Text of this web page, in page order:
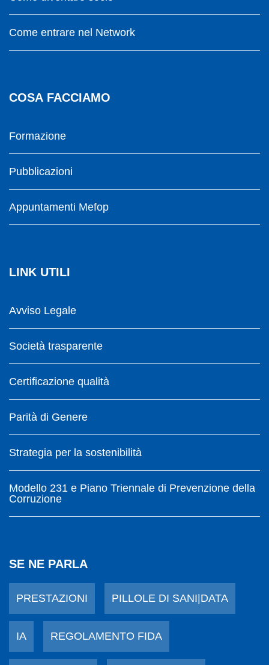
Come entrare nel Network
COSA FACCIAMO
Formazione
Pubblicazioni
Appuntamenti Mefop
LINK UTILI
Avviso Legale
Società trasparente
Certificazione qualità
Parità di Genere
Strategia per la sostenibilità
Modello 231 e Piano Triennale di Prevenzione della
Corruzione
SE NE PARLA
PRESTAZIONI PILLOLE DI SANI|DATA
IA REGOLAMENTO FIDA